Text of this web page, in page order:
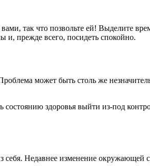
так что позвольте ей! Выделите
и, прежде всего, посидеть спокойно.
может быть столь же
здоровья выйти из-под
Недавнее изменение окружающей